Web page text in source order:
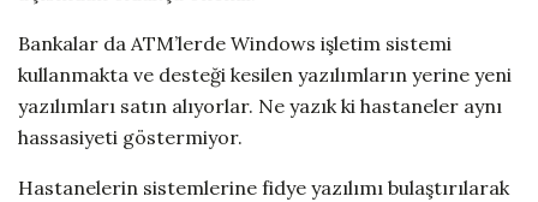
Bankalar da ATM’lerde Windows işletim sistemi
kullanmakta ve desteği kesilen yazılımların yerine yeni
yazılımları satın alıyorlar. Ne yazık ki hastaneler aynı
hassasiyeti göstermiyor.
Hastanelerin sistemlerine fidye yazılımı bulaştırılarak